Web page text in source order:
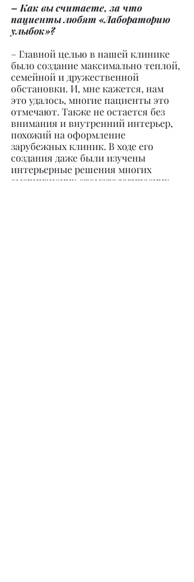
– Как вы считаете, за что
пациенты любят «Лабораторию
улыбок»?
– Главной целью в нашей клинике
было создание максимально теплой,
семейной и дружественной
обстановки. И, мне кажется, нам
это удалось, многие пациенты это
отмечают. Также не остается без
внимания и внутренний интерьер,
похожий на оформление
зарубежных клиник. В ходе его
создания даже были изучены
интерьерные решения многих
американских стоматологических